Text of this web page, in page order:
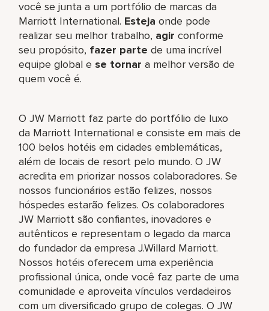
você se junta a um portfólio de marcas da
Marriott International. Esteja onde pode
realizar seu melhor trabalho,​ agir conforme
seu propósito, fazer parte de uma incrível
equipe global​ e se tornar a melhor versão de
quem você é.
O JW Marriott faz parte do portfólio de luxo
da Marriott International e consiste em mais de
100 belos hotéis em cidades emblemáticas,
além de locais de resort pelo mundo. O JW
acredita em priorizar nossos colaboradores. Se
nossos funcionários estão felizes, nossos
hóspedes estarão felizes. Os colaboradores
JW Marriott são confiantes, inovadores e
autênticos e representam o legado da marca
do fundador da empresa J.Willard Marriott.
Nossos hotéis oferecem uma experiência
profissional única, onde você faz parte de uma
comunidade e aproveita vínculos verdadeiros
com um diversificado grupo de colegas. O JW